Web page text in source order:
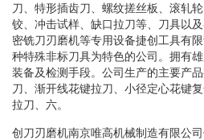
刀、特形插齿刀、螺纹搓丝板、滚轧
铰、冲击试样、缺口拉刀等、刀具以
密铣刀刃磨机等专用设备捷创工具有
种特殊非标刀具为特色的公司。拥有
装备及检测手段。公司生产的主要产
刀、渐开线花键拉刀、小径定心花键
拉刀、六。
创刀刃磨机南京唯高机械制造有限公